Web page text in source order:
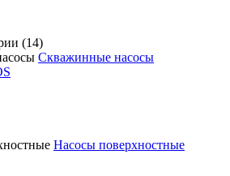
(14)
Скважинные насосы
Насосы поверхностные